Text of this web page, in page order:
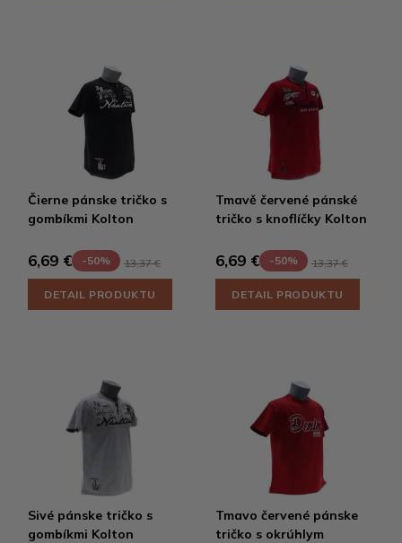
Čierne pánske tričko s
gombíkmi Kolton
6,69 € -50% 13,37 €
DETAIL PRODUKTU
Tmavě červené pánské
tričko s knoflíčky Kolton
6,69 € -50% 13,37 €
DETAIL PRODUKTU
Sivé pánske tričko s
gombíkmi Kolton
Tmavo červené pánske
tričko s okrúhlym